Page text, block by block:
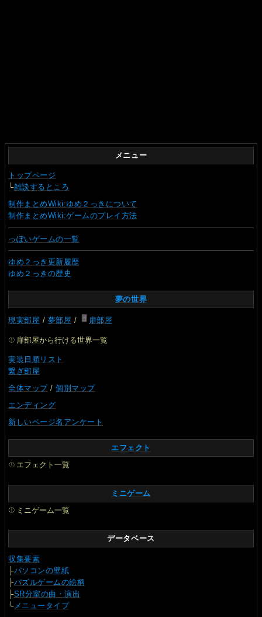
メニュー
トップページ
└雑談するところ
制作まとめWiki:ゆめ２っきについて
制作まとめWiki:ゲームのプレイ方法
っぽいゲームの一覧
ゆめ２っき更新履歴
ゆめ２っきの歴史
夢の世界
現実部屋 / 夢部屋 / 扉部屋
扉部屋から行ける世界一覧
実装日順リスト
繋ぎ部屋
全体マップ/個別マップ
エンディング
新しいページ名アンケート
エフェクト
エフェクト一覧
ミニゲーム
ミニゲーム一覧
データベース
収集要素
├パソコンの壁紙
├パズルゲームの絵柄
├SR分室の曲・演出
└メニュータイプ